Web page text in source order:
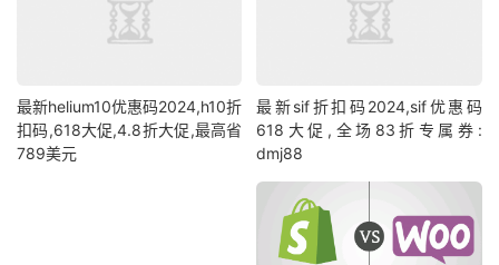
最新helium10优惠码2024,h10折
扣码,618大促,4.8折大促,最高省
789美元
最新sif折扣码2024,sif优惠码
618大促,全场83折专属券:
dmj88